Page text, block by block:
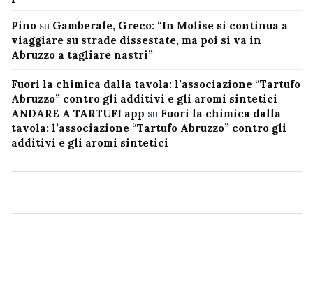
Pino su Gamberale, Greco: “In Molise si continua a
viaggiare su strade dissestate, ma poi si va in
Abruzzo a tagliare nastri”
Fuori la chimica dalla tavola: l’associazione “Tartufo
Abruzzo” contro gli additivi e gli aromi sintetici
ANDARE A TARTUFI app su Fuori la chimica dalla
tavola: l’associazione “Tartufo Abruzzo” contro gli
additivi e gli aromi sintetici